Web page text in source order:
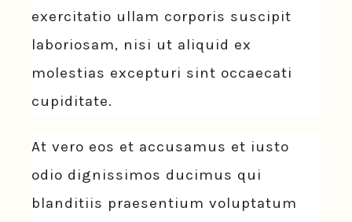
exercitatio ullam corporis suscipit
laboriosam, nisi ut aliquid ex
molestias excepturi sint occaecati
cupiditate.
At vero eos et accusamus et iusto
odio dignissimos ducimus qui
blanditiis praesentium voluptatum